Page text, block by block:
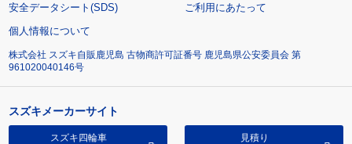
安全データシート(SDS)
ご利用にあたって
個人情報について
株式会社 スズキ自販鹿児島 古物商許可証番号 鹿児島県公安委員会 第
961020040146号
スズキメーカーサイト
スズキ四輪車
見積り